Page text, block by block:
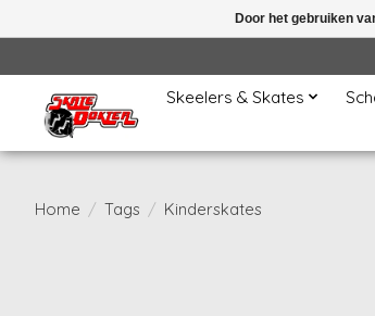
Skeelers & Skates
Home / Tags / Kinderskates
Door het gebruiken